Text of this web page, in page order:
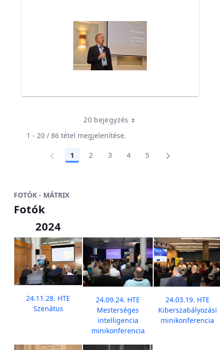
20 bejegyzés
1 - 20 / 86 tétel megjelenítése.
Oldal
1 Oldal
2 Oldal
3 Oldal
4 Oldal
5
FOTÓK - MÁTRIX
Fotók
2024
24.11.28. HTE
Szenátus
24.09.24. HTE
Mesterséges
intelligencia
minikonferencia
24.03.19. HTE
Kiberszabályozási
minikonferencia